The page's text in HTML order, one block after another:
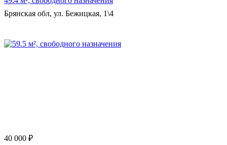
Брянская обл, ул. Бежицкая, 1\4
40 000 ₽